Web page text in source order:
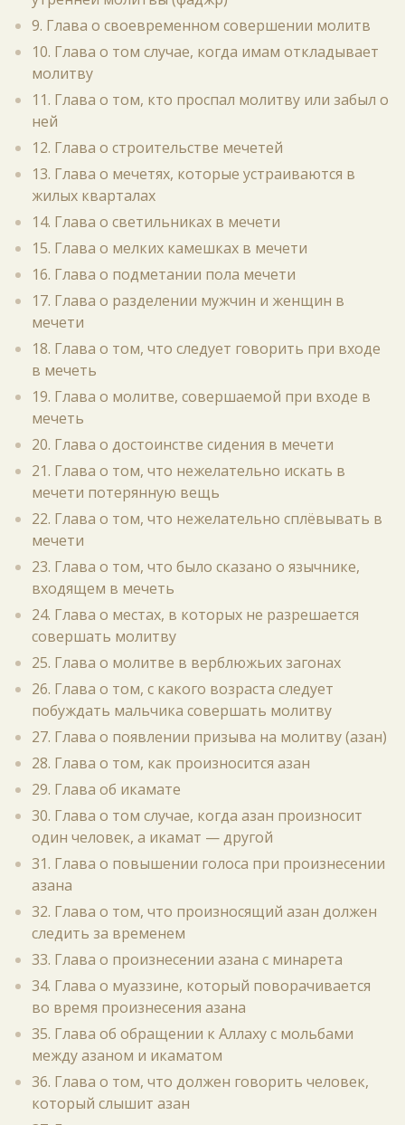
9. Глава о своевременном совершении молитв
10. Глава о том случае, когда имам откладывает
молитву
11. Глава о том, кто проспал молитву или забыл о
ней
12. Глава о строительстве мечетей
13. Глава о мечетях, которые устраиваются в
жилых кварталах
14. Глава о светильниках в мечети
15. Глава о мелких камешках в мечети
16. Глава о подметании пола мечети
17. Глава о разделении мужчин и женщин в
мечети
18. Глава о том, что следует говорить при входе
в мечеть
19. Глава о молитве, совершаемой при входе в
мечеть
20. Глава о достоинстве сидения в мечети
21. Глава о том, что нежелательно искать в
мечети потерянную вещь
22. Глава о том, что нежелательно сплёвывать в
мечети
23. Глава о том, что было сказано о язычнике,
входящем в мечеть
24. Глава о местах, в которых не разрешается
совершать молитву
25. Глава о молитве в верблюжьих загонах
26. Глава о том, с какого возраста следует
побуждать мальчика совершать молитву
27. Глава о появлении призыва на молитву (азан)
28. Глава о том, как произносится азан
29. Глава об икамате
30. Глава о том случае, когда азан произносит
один человек, а икамат — другой
31. Глава о повышении голоса при произнесении
азана
32. Глава о том, что произносящий азан должен
следить за временем
33. Глава о произнесении азана с минарета
34. Глава о муаззине, который поворачивается
во время произнесения азана
35. Глава об обращении к Аллаху с мольбами
между азаном и икаматом
36. Глава о том, что должен говорить человек,
который слышит азан